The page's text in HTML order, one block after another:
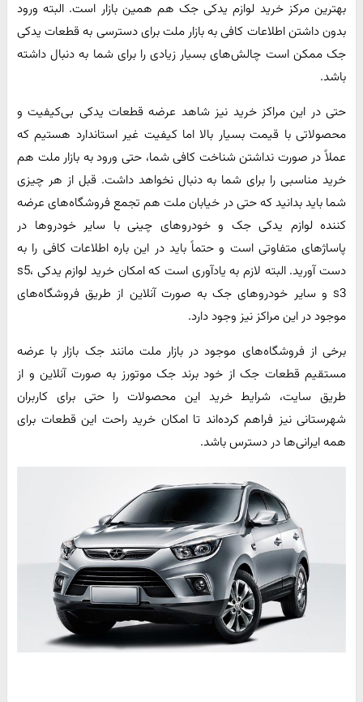
بهترین مرکز خرید لوازم یدکی جک هم همین بازار است. البته ورود
بدون داشتن اطلاعات کافی به بازار ملت برای دسترسی به قطعات یدکی
جک ممکن است چالش‌های بسیار زیادی را برای شما به دنبال داشته
باشد.
حتی در این مراکز خرید نیز شاهد عرضه قطعات یدکی بی‌کیفیت و
محصولاتی با قیمت بسیار بالا اما کیفیت غیر استاندارد هستیم که
عملاً در صورت نداشتن شناخت کافی شما، حتی ورود به بازار ملت هم
خرید مناسبی را برای شما به دنبال نخواهد داشت. قبل از هر چیزی
شما باید بدانید که حتی در خیابان ملت هم تجمع فروشگاه‌های عرضه
کننده لوازم یدکی جک و خودروهای چینی با سایر خودروها در
پاساژ‌های متفاوتی است و حتماً باید در این باره اطلاعات کافی را به
دست آورید. البته لازم به یادآوری است که امکان خرید لوازم یدکی s5،
s3 و سایر خودروهای جک به صورت آنلاین از طریق فروشگاه‌های
موجود در این مراکز نیز وجود دارد.
برخی از فروشگاه‌های موجود در بازار ملت مانند جک بازار با عرضه
مستقیم قطعات جک از خود برند جک موتورز به صورت آنلاین و از
طریق سایت، شرایط خرید این محصولات را حتی برای کاربران
شهرستانی نیز فراهم کرده‌اند تا امکان خرید راحت این قطعات برای
همه ایرانی‌ها در دسترس باشد.